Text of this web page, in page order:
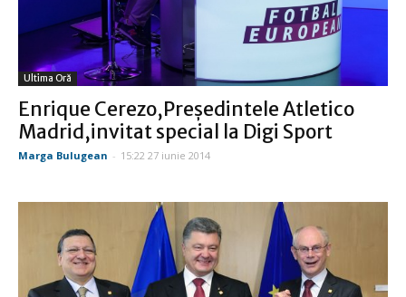
Ultima Oră
Enrique Cerezo,Preşedintele Atletico
Madrid,invitat special la Digi Sport
Marga Bulugean - 15:22 27 iunie 2014